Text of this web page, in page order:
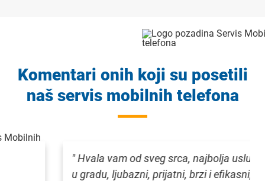
Komentari onih koji su posetili
naš servis mobilnih telefona
" Hvala vam od sveg srca, najbolja usluga
u gradu, ljubazni, prijatni, brzi i efikasni,